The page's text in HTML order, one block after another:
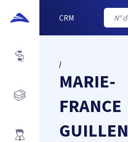
CRM
/
MARIE-
FRANCE
GUILLEN